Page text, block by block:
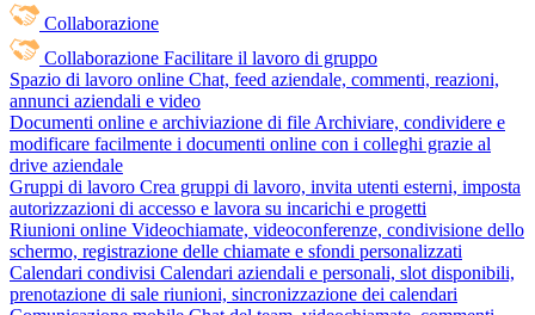
Collaborazione
Collaborazione Facilitare il lavoro di gruppo
Spazio di lavoro online Chat, feed aziendale, commenti, reazioni,
annunci aziendali e video
Documenti online e archiviazione di file Archiviare, condividere e
modificare facilmente i documenti online con i colleghi grazie al
drive aziendale
Gruppi di lavoro Crea gruppi di lavoro, invita utenti esterni, imposta
autorizzazioni di accesso e lavora su incarichi e progetti
Riunioni online Videochiamate, videoconferenze, condivisione dello
schermo, registrazione delle chiamate e sfondi personalizzati
Calendari condivisi Calendari aziendali e personali, slot disponibili,
prenotazione di sale riunioni, sincronizzazione dei calendari